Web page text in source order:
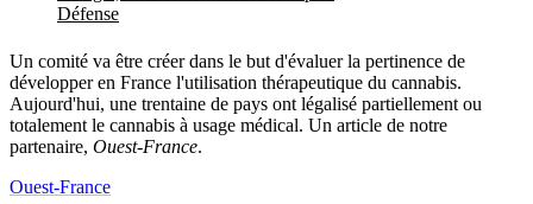
Défense
Un comité va être créer dans le but d'évaluer la pertinence de
développer en France l'utilisation thérapeutique du cannabis.
Aujourd'hui, une trentaine de pays ont légalisé partiellement ou
totalement le cannabis à usage médical. Un article de notre
partenaire, Ouest-France.
Ouest-France